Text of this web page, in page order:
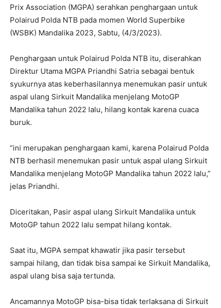
Prix Association (MGPA) serahkan penghargaan untuk
Polairud Polda NTB pada momen World Superbike
(WSBK) Mandalika 2023, Sabtu, (4/3/2023).
Penghargaan untuk Polairud Polda NTB itu, diserahkan
Direktur Utama MGPA Priandhi Satria sebagai bentuk
syukurnya atas keberhasilannya menemukan pasir untuk
aspal ulang Sirkuit Mandalika menjelang MotoGP
Mandalika tahun 2022 lalu, hilang kontak karena cuaca
buruk.
“ini merupakan penghargaan kami, karena Polairud Polda
NTB berhasil menemukan pasir untuk aspal ulang Sirkuit
Mandalika menjelang MotoGP Mandalika tahun 2022 lalu,”
jelas Priandhi.
Diceritakan, Pasir aspal ulang Sirkuit Mandalika untuk
MotoGP tahun 2022 lalu sempat hilang kontak.
Saat itu, MGPA sempat khawatir jika pasir tersebut
sampai hilang, dan tidak bisa sampai ke Sirkuit Mandalika,
aspal ulang bisa saja tertunda.
Ancamannya MotoGP bisa-bisa tidak terlaksana di Sirkuit